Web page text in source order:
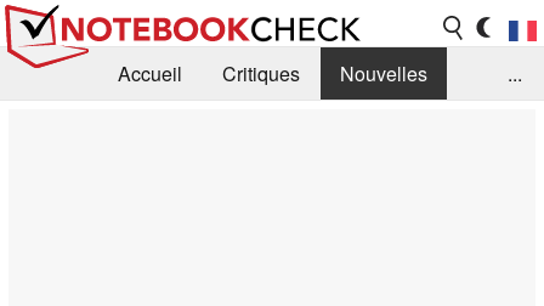
Accueil Critiques
Nouvelles
...